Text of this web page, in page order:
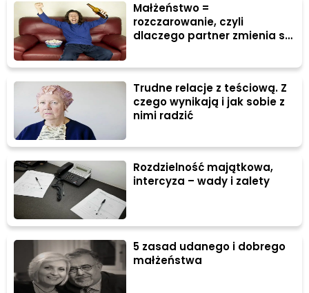
Małżeństwo =
rozczarowanie, czyli
dlaczego partner zmienia się
Trudne relacje z teściową. Z
czego wynikają i jak sobie z
nimi radzić
Rozdzielność majątkowa,
intercyza – wady i zalety
5 zasad udanego i dobrego
małżeństwa